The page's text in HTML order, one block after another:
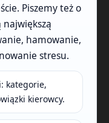
Piszemy też o
hamowanie,
stresu.
kategorie,
kierowcy.